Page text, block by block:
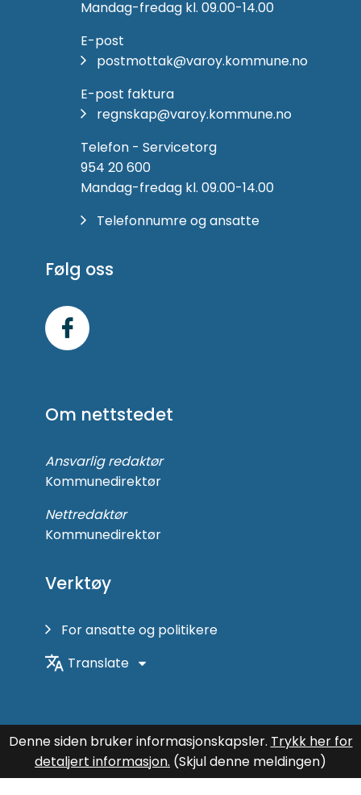
Mandag-fredag kl. 09.00-14.00
E-post
postmottak@varoy.kommune.no
E-post faktura
regnskap@varoy.kommune.no
Telefon - Servicetorg
954 20 600
Mandag-fredag kl. 09.00-14.00
Telefonnumre og ansatte
Følg oss
Facebook
Om nettstedet
Ansvarlig redaktør
Kommunedirektør
Nettredaktør
Kommunedirektør
Verktøy
For ansatte og politikere
Translate
Denne siden bruker informasjonskapsler. Trykk her for
detaljert informasjon. (Skjul denne meldingen)